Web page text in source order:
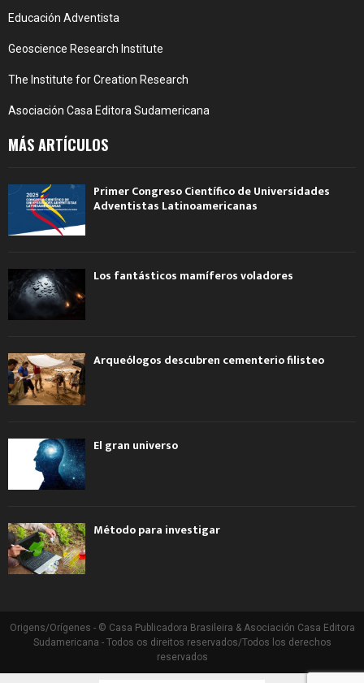
Educación Adventista
Geoscience Research Institute
The Institute for Creation Research
Asociación Casa Editora Sudamericana
MÁS ARTÍCULOS
Primer Congreso Científico de Universidades
Adventistas Latinoamericanas
Los fantásticos mamíferos voladores
Arqueólogos descubren cementerio filisteo
El gran universo
Método para investigar
Origens/Orígenes - © Casa Publicadora Brasileira & Asociación Casa Editora
Sudamericana - Todos os direitos reservados/Todos los derechos
reservados